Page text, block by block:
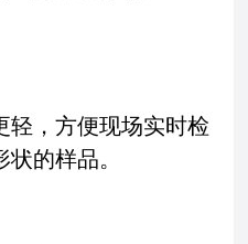
轻，方便现场实时检
的样品。